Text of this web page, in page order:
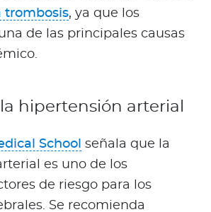
trombosis, ya que los
de las principales causas
hipertensión arterial
School señala que la
es uno de los
de riesgo para los
Se recomienda